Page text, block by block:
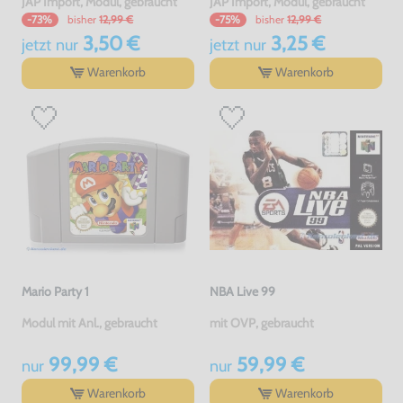
-73% bisher 12,99 €
jetzt nur3,50 €
Warenkorb
-75% bisher 12,99 €
jetzt nur3,25 €
Warenkorb
Mario Party 1
Modul mit Anl., gebraucht
nur99,99 €
Warenkorb
NBA Live 99
mit OVP, gebraucht
nur59,99 €
Warenkorb